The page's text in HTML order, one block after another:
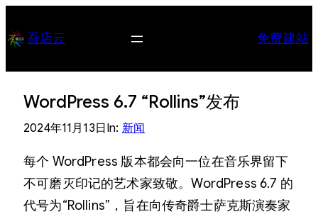
至 吾店云 免费建站
WordPress 6.7 “Rollins”发布
2024年11月13日 In: 新闻
每个 WordPress 版本都会向一位在音乐界留下
不可磨灭印记的艺术家致敬。WordPress 6.7 的
代号为“Rollins”，旨在向传奇爵士萨克斯演奏家